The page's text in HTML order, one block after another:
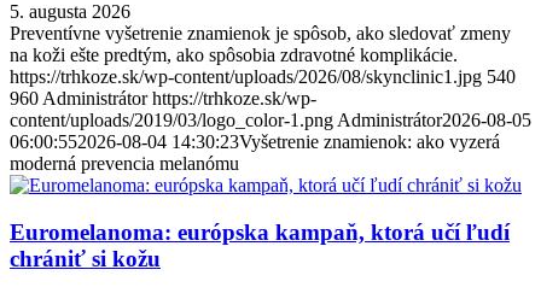
5. augusta 2026
Preventívne vyšetrenie znamienok je spôsob, ako sledovať zmeny
na koži ešte predtým, ako spôsobia zdravotné komplikácie.
https://trhkoze.sk/wp-content/uploads/2026/08/skynclinic1.jpg 540
960Administrátor https://trhkoze.sk/wp-
content/uploads/2019/03/logo_color-1.pngAdministrátor2026-08-05
06:00:552026-08-04 14:30:23Vyšetrenie znamienok: ako vyzerá
moderná prevencia melanómu
Euromelanoma: európska kampaň, ktorá učí ľudí
chrániť si kožu